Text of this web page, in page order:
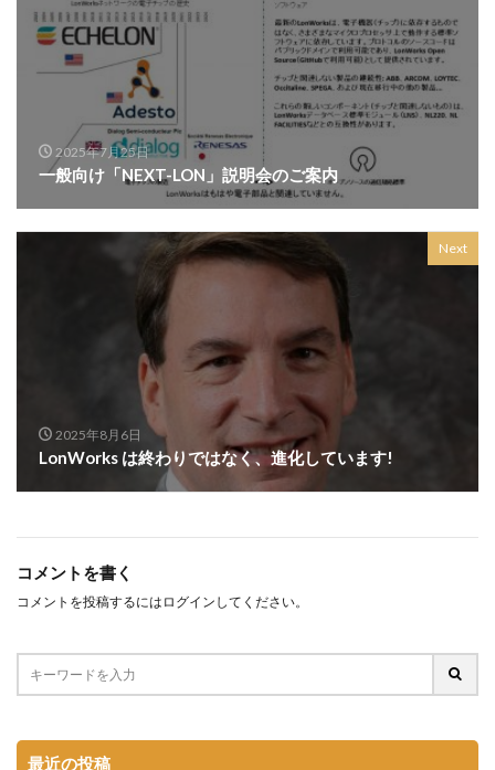
2025年7月25日
一般向け「NEXT-LON」説明会のご案内
Next
2025年8月6日
LonWorks は終わりではなく、進化しています!
コメントを書く
コメントを投稿するには ログイン してください。
最近の投稿